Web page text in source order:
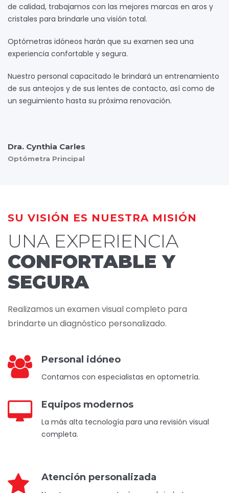
de calidad, trabajamos con las mejores marcas en aros y
cristales para brindarle una visión total.
Optómetras idóneos harán que su examen sea una
experiencia confortable y segura.
Nuestro personal capacitado le brindará un entrenamiento
de sus anteojos y de sus lentes de contacto, así como de
un seguimiento hasta su próxima renovación.
Dra. Cynthia Carles
Optómetra Principal
SU VISIÓN ES NUESTRA MISIÓN
UNA EXPERIENCIA
CONFORTABLE Y
SEGURA
Realizamos un examen visual completo para
brindarte un diagnóstico personalizado.
Personal idóneo
Contamos con especialistas en optometría.
Equipos modernos
La más alta tecnología para una revisión visual
completa.
Atención personalizada